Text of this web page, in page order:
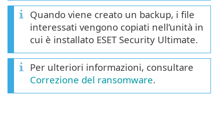
Quando viene creato un backup, i file
interessati vengono copiati nell’unità in
cui è installato ESET Security Ultimate.
Per ulteriori informazioni, consultare
Correzione del ransomware.